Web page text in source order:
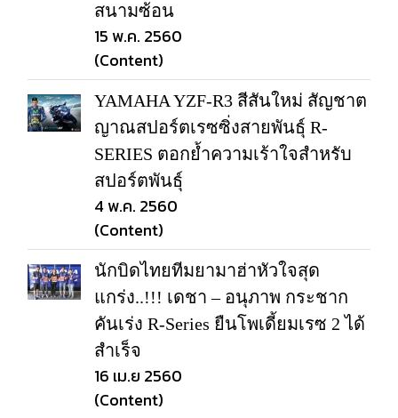
สนามซ้อน
15 พ.ค. 2560
(Content)
YAMAHA YZF-R3 สีสันใหม่ สัญชาต
ญาณสปอร์ตเรซซิ่งสายพันธุ์ R-
SERIES ตอกย้ำความเร้าใจสำหรับ
สปอร์ตพันธุ์
4 พ.ค. 2560
(Content)
นักบิดไทยทีมยามาฮ่าหัวใจสุด
แกร่ง..!!! เดชา – อนุภาพ กระชาก
คันเร่ง R-Series ยืนโพเดี้ยมเรซ 2 ได้
สำเร็จ
16 เม.ย 2560
(Content)